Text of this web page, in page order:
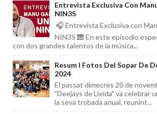
Entrevista Exclusiva Con
NIN3S
🎧 Entrevista Exclusiva con
NIN3S 🎹 En este episodio
con dos grandes talentos de la música...
Resum I Fotos Del Sopar De
2024
El passat dimecres 20 de
"Deejays de Lleida" va celebrar
la seva trobada anual, reunint...